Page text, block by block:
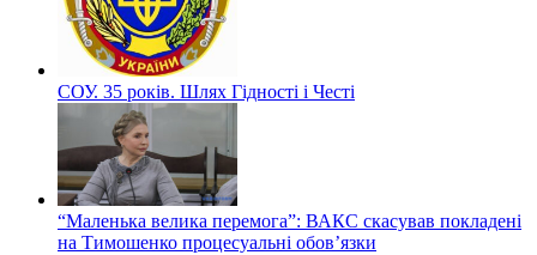
СОУ. 35 років. Шлях Гідності і Честі
“Маленька велика перемога”: ВАКС скасував покладені
на Тимошенко процесуальні обов’язки